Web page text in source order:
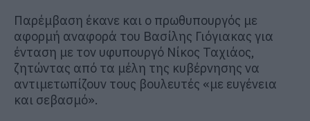
Παρέμβαση έκανε και ο πρωθυπουργός με
αφορμή αναφορά του Βασίλης Γιόγιακας για
ένταση με τον υφυπουργό Νίκος Ταχιάος,
ζητώντας από τα μέλη της κυβέρνησης να
αντιμετωπίζουν τους βουλευτές «με ευγένεια
και σεβασμό».